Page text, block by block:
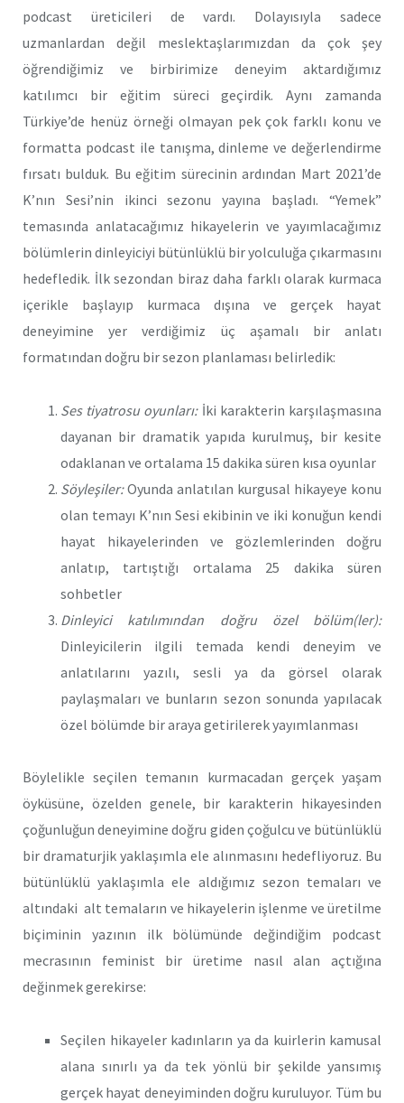
podcast üreticileri de vardı. Dolayısıyla sadece
uzmanlardan değil meslektaşlarımızdan da çok şey
öğrendiğimiz ve birbirimize deneyim aktardığımız
katılımcı bir eğitim süreci geçirdik. Aynı zamanda
Türkiye’de henüz örneği olmayan pek çok farklı konu ve
formatta podcast ile tanışma, dinleme ve değerlendirme
fırsatı bulduk. Bu eğitim sürecinin ardından Mart 2021’de
K’nın Sesi’nin ikinci sezonu yayına başladı. “Yemek”
temasında anlatacağımız hikayelerin ve yayımlacağımız
bölümlerin dinleyiciyi bütünlüklü bir yolculuğa çıkarmasını
hedefledik. İlk sezondan biraz daha farklı olarak kurmaca
içerikle başlayıp kurmaca dışına ve gerçek hayat
deneyimine yer verdiğimiz üç aşamalı bir anlatı
formatından doğru bir sezon planlaması belirledik:
Ses tiyatrosu oyunları:İki karakterin karşılaşmasına
dayanan bir dramatik yapıda kurulmuş, bir kesite
odaklanan ve ortalama 15 dakika süren kısa oyunlar
Söyleşiler:Oyunda anlatılan kurgusal hikayeye konu
olan temayı K’nın Sesi ekibinin ve iki konuğun kendi
hayat hikayelerinden ve gözlemlerinden doğru
anlatıp, tartıştığı ortalama 25 dakika süren
sohbetler
Dinleyici katılımından doğru özel bölüm(ler):
Dinleyicilerin ilgili temada kendi deneyim ve
anlatılarını yazılı, sesli ya da görsel olarak
paylaşmaları ve bunların sezon sonunda yapılacak
özel bölümde bir araya getirilerek yayımlanması
Böylelikle seçilen temanın kurmacadan gerçek yaşam
öyküsüne, özelden genele, bir karakterin hikayesinden
çoğunluğun deneyimine doğru giden çoğulcu ve bütünlüklü
bir dramaturjik yaklaşımla ele alınmasını hedefliyoruz. Bu
bütünlüklü yaklaşımla ele aldığımız sezon temaları ve
altındaki alt temaların ve hikayelerin işlenme ve üretilme
biçiminin yazının ilk bölümünde değindiğim podcast
mecrasının feminist bir üretime nasıl alan açtığına
değinmek gerekirse:
Seçilen hikayeler kadınların ya da kuirlerin kamusal
alana sınırlı ya da tek yönlü bir şekilde yansımış
gerçek hayat deneyiminden doğru kuruluyor. Tüm bu